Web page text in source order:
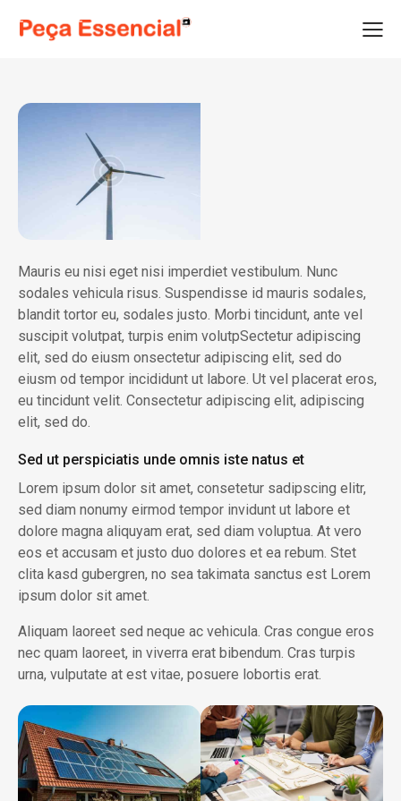
Mauris eu nisi eget nisi imperdiet vestibulum. Nunc
sodales vehicula risus. Suspendisse id mauris sodales,
blandit tortor eu, sodales justo. Morbi tincidunt, ante vel
suscipit volutpat, turpis enim volutpSectetur adipiscing
elit, sed do eiusm onsectetur adipiscing elit, sed do
eiusm od tempor incididunt ut labore. Ut vel placerat eros,
eu tincidunt velit. Consectetur adipiscing elit, adipiscing
elit, sed do.
Sed ut perspiciatis unde omnis iste natus et
Lorem ipsum dolor sit amet, consetetur sadipscing elitr,
sed diam nonumy eirmod tempor invidunt ut labore et
dolore magna aliquyam erat, sed diam voluptua. At vero
eos et accusam et justo duo dolores et ea rebum. Stet
clita kasd gubergren, no sea takimata sanctus est Lorem
ipsum dolor sit amet.
Aliquam laoreet sed neque ac vehicula. Cras congue eros
nec quam laoreet, in viverra erat bibendum. Cras turpis
urna, vulputate at est vitae, posuere lobortis erat.